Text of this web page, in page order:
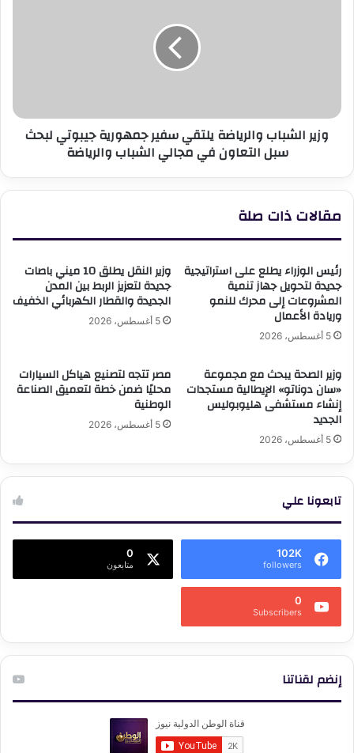
سبل
التعاون
وزير الشباب والرياضة يلتقي سفير جمهورية جيبوتي لبحث
سبل التعاون في مجالي الشباب والرياضة
مقالات ذات صلة
رئيس الوزراء يطلع على استراتيجية
جديدة لتحويل جهاز تنمية
المشروعات إلى محرك للنمو
وريادة الأعمال
5 أغسطس، 2026
وزير النقل يطلق 10 ميني باصات
جديدة لتعزيز الربط بين المدن
الجديدة والقطار الكهربائي الخفيف
5 أغسطس، 2026
وزير الصحة يبحث مع مجموعة
«سان دوناتو» الإيطالية مستجدات
إنشاء مستشفى هليوبوليس
الجديد
5 أغسطس، 2026
مصر تتجه لتصنيع هياكل السيارات
محليًا ضمن خطة لتعميق الصناعة
الوطنية
5 أغسطس، 2026
تابعونا علي
102K
followers
0
متابعون
0
Subscribers
إنضم لقناتنا